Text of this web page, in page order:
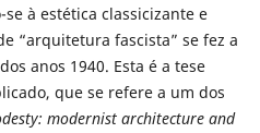
à estética classicizante e
“arquitetura fascista” se fez a
anos 1940. Esta é a tese
que se refere a um dos
modernist architecture and